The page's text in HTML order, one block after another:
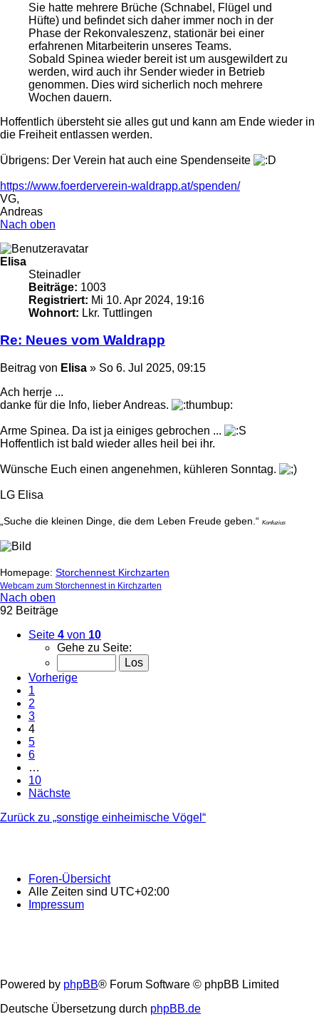
Sie hatte mehrere Brüche (Schnabel, Flügel und
Hüfte) und befindet sich daher immer noch in der
Phase der Rekonvaleszenz, stationär bei einer
erfahrenen Mitarbeiterin unseres Teams.
Sobald Spinea wieder bereit ist um ausgewildert zu
werden, wird auch ihr Sender wieder in Betrieb
genommen. Dies wird sicherlich noch mehrere
Wochen dauern.
Hoffentlich übersteht sie alles gut und kann am Ende wieder in
die Freiheit entlassen werden.
Übrigens: Der Verein hat auch eine Spendenseite
https://www.foerderverein-waldrapp.at/spenden/
VG,
Andreas
Nach oben
Elisa
Steinadler
Beiträge: 1003
Registriert: Mi 10. Apr 2024, 19:16
Wohnort: Lkr. Tuttlingen
Re: Neues vom Waldrapp
Beitrag von Elisa » So 6. Jul 2025, 09:15
Ach herrje ...
danke für die Info, lieber Andreas.
Arme Spinea. Da ist ja einiges gebrochen ...
Hoffentlich ist bald wieder alles heil bei ihr.
Wünsche Euch einen angenehmen, kühleren Sonntag.
LG Elisa
„Suche die kleinen Dinge, die dem Leben Freude geben.“ Konfuzius
Homepage: Storchennest Kirchzarten
Webcam zum Storchennest in Kirchzarten
Nach oben
92 Beiträge
Seite 4 von 10
Gehe zu Seite:
Vorherige
1
2
3
4
5
6
…
10
Nächste
Zurück zu „sonstige einheimische Vögel“
Foren-Übersicht
Alle Zeiten sind UTC+02:00
Impressum
Powered by phpBB® Forum Software © phpBB Limited
Deutsche Übersetzung durch phpBB.de